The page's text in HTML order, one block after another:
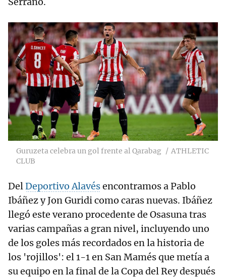
Guruzeta celebra un gol frente al Qarabag
ATHLETIC
CLUB
DelDeportivo Alavésencontramos a Pablo
Ibáñez y Jon Guridi como caras nuevas. Ibáñez
llegó este verano procedente de Osasuna tras
varias campañas a gran nivel, incluyendo uno
de los goles más recordados en la historia de
los 'rojillos': el 1-1 en San Mamés que metía a
su equipo en la final de la Copa del Rey después